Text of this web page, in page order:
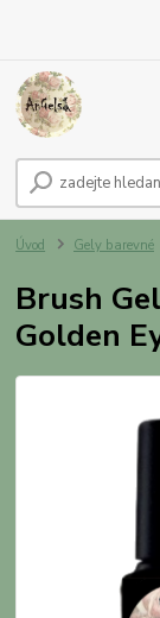
Úvod Gely barevné
Brush
Golden